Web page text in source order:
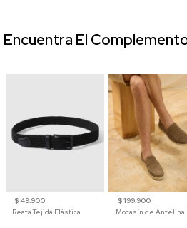
$ 49.900
Reata Tejida Elástica
$ 199.900
Encuentra El